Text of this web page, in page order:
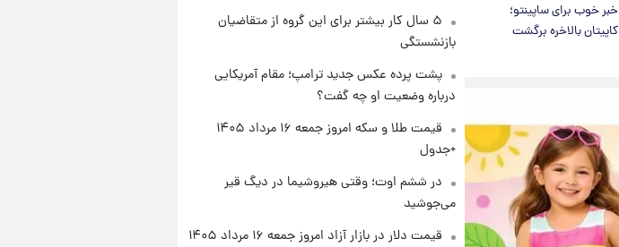
خبر خوب برای ساپینتو؛
کاپیتان بالاخره برگشت
شارژ جدید کالابرگ برای سه
۵ سال کار بیشتر برای این گروه از متقاضیان
بازنشستگی
پشت پرده عکس جدید ترامپ؛ مقام آمریکایی
درباره وضعیت او چه گفت؟
قیمت طلا و سکه امروز جمعه ۱۶ مرداد ۱۴۰۵
+جدول
در ششم اوت؛ وقتی هیروشیما در دیگ قیر
می‌جوشید
قیمت دلار در بازار آزاد امروز جمعه ۱۶ مرداد ۱۴۰۵